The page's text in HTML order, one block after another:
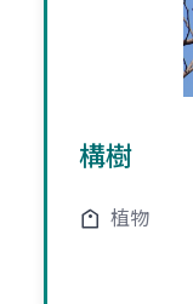
構樹
植物